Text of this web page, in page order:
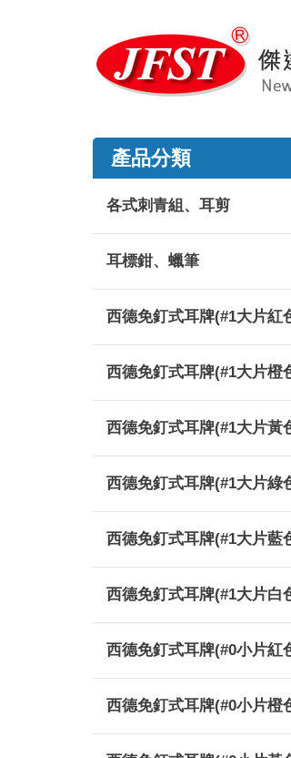
產品分類
各式刺青組、耳剪
耳標鉗、蠟筆
西德免釘式耳牌(#1大片紅
西德免釘式耳牌(#1大片橙
西德免釘式耳牌(#1大片黃
西德免釘式耳牌(#1大片綠
西德免釘式耳牌(#1大片藍
西德免釘式耳牌(#1大片白
西德免釘式耳牌(#0小片紅
西德免釘式耳牌(#0小片橙